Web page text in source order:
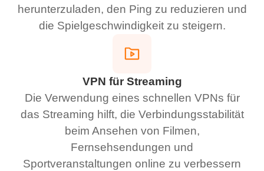
herunterzuladen, den Ping zu reduzieren und
die Spielgeschwindigkeit zu steigern.
VPN für Streaming
Die Verwendung eines schnellen VPNs für
das Streaming hilft, die Verbindungsstabilität
beim Ansehen von Filmen,
Fernsehsendungen und
Sportveranstaltungen online zu verbessern